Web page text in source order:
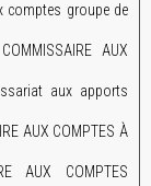
comptes groupe de
AUX
aux apports
AUX COMPTES À
AUX COMPTES